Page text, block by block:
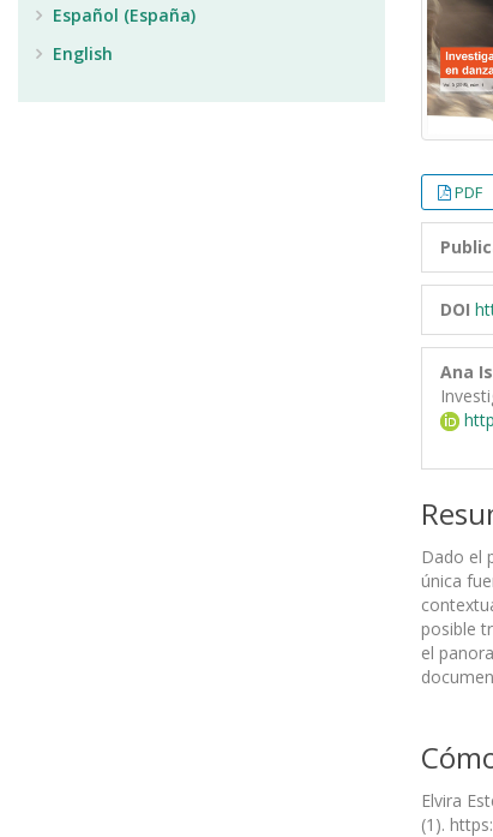
PDF
DOI
Ana
Dado el
única
posible
el
Elvira
(1).
Español (España)
English